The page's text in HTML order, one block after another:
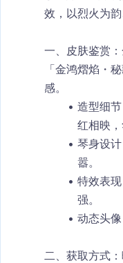
效，以烈火为
一、皮肤鉴赏
「金鸿熠焰・
感。
造型细节
红相映，
琴身设计
嚣。
特效表现
强。
动态头像
二、获取方式